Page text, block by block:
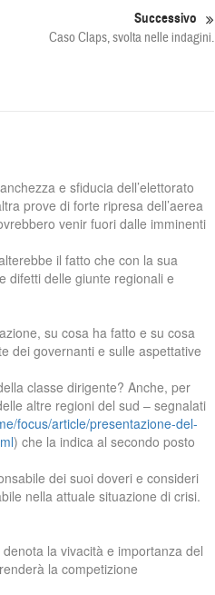
Successivo
Caso Claps, svolta nelle indagini.
e sfiducia dell’elettorato
prove di forte ripresa dell’aerea
venir fuori dalle imminenti
il fatto che con la sua
difetti delle giunte regionali e
su cosa ha fatto e su cosa
dei governanti e sulle aspettative
classe dirigente? Anche, per
altre regioni del sud – segnalati
focus/article/presentazione-del-
) che la indica al secondo posto
dei suoi doveri e consideri
nella attuale situazione di crisi.
la vivacità e importanza del
la competizione